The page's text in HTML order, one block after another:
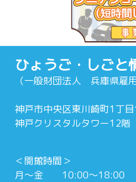
ひょうご・しごと
（一般財団法人 兵庫県雇
神戸市中央区東川崎町1丁
神戸クリスタルタワー12階
＜開館時間＞
月～金 10:00～18:00